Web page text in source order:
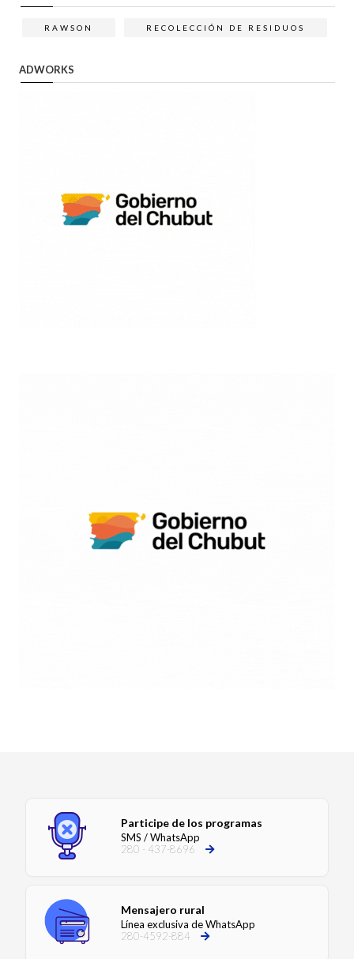
RAWSON RECOLECCIÓN DE RESIDUOS
ADWORKS
Participe de los programas
SMS / WhatsApp
280 - 437-8696
Mensajero rural
Línea exclusiva de WhatsApp
280-4592-884